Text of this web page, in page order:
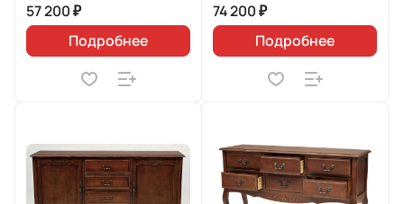
57 200 ₽
Подробнее
74 200 ₽
Подробнее